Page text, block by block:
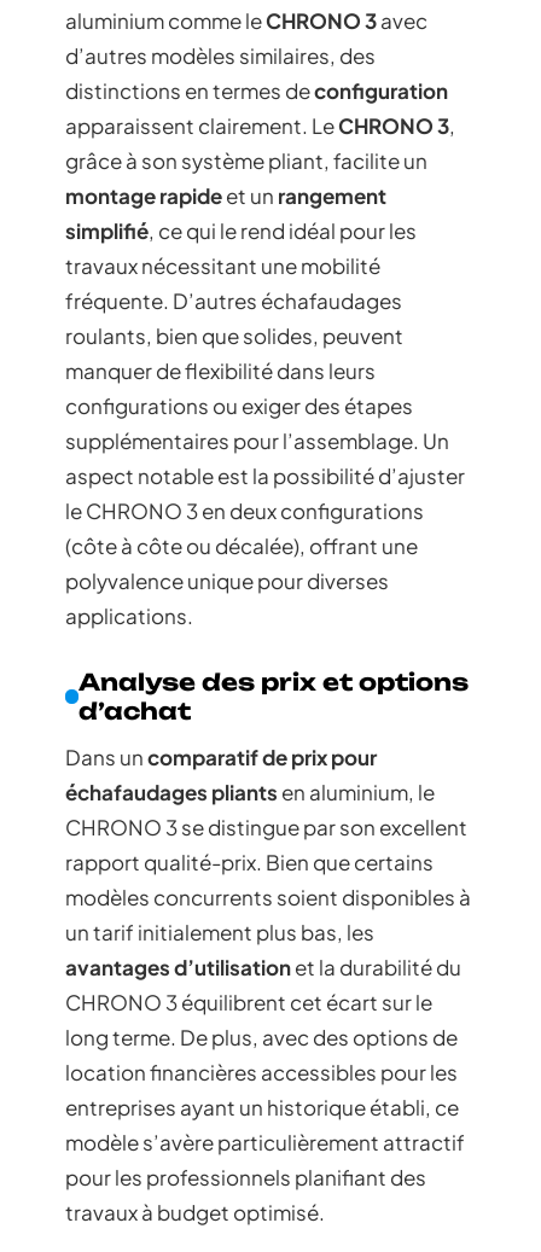
aluminium comme leCHRONO 3avec
d’autres modèles similaires, des
distinctions en termes deconfiguration
apparaissent clairement. LeCHRONO 3,
grâce à son système pliant, facilite un
montage rapideet un rangement
simplifié, ce qui le rend idéal pour les
travaux nécessitant une mobilité
fréquente. D’autres échafaudages
roulants, bien que solides, peuvent
manquer de flexibilité dans leurs
configurations ou exiger des étapes
supplémentaires pour l’assemblage. Un
aspect notable est la possibilité d’ajuster
le CHRONO 3 en deux configurations
(côte à côte ou décalée), offrant une
polyvalence unique pour diverses
applications.
Analyse des prix et options
d’achat
Dans uncomparatif de prix pour
échafaudages pliants en aluminium, le
CHRONO 3 se distingue par son excellent
rapport qualité-prix. Bien que certains
modèles concurrents soient disponibles à
un tarif initialement plus bas, les
avantages d’utilisationet la durabilité du
CHRONO 3 équilibrent cet écart sur le
long terme. De plus, avec des options de
location financières accessibles pour les
entreprises ayant un historique établi, ce
modèle s’avère particulièrement attractif
pour les professionnels planifiant des
travaux à budget optimisé.